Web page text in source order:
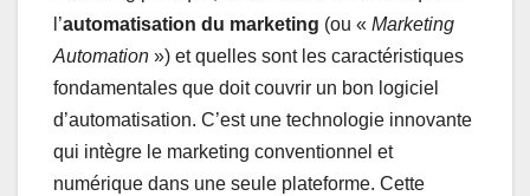
l’automatisation du marketing (ou « Marketing
Automation ») et quelles sont les caractéristiques
fondamentales que doit couvrir un bon logiciel
d’automatisation. C’est une technologie innovante
qui intègre le marketing conventionnel et
numérique dans une seule plateforme. Cette